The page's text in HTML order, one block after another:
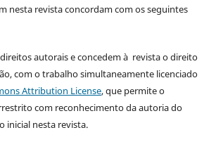
nesta revista concordam com os seguintes
autorais e concedem à revista o direito
com o trabalho simultaneamente licenciado
Attribution License, que permite o
com reconhecimento da autoria do
inicial nesta revista.